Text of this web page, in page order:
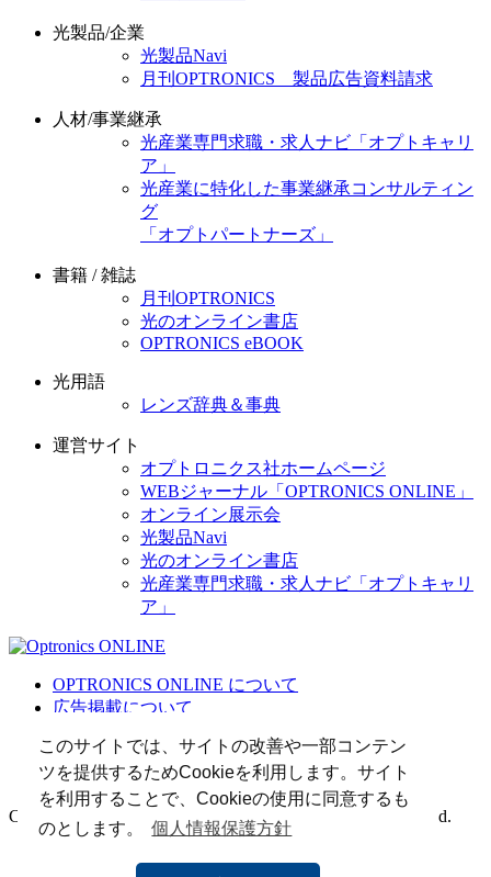
このサイトでは、サイトの改善や一部コンテン
ツを提供するためCookieを利用します。サイト
を利用することで、Cookieの使用に同意するも
のとします。
個人情報保護方針
光製品/企業
光製品Navi
月刊OPTRONICS 製品広告資料請求
人材/事業継承
光産業専門求職・求人ナビ「オプトキャリ
ア」
光産業に特化した事業継承コンサルティン
グ
「オプトパートナーズ」
書籍 / 雑誌
月刊OPTRONICS
光のオンライン書店
OPTRONICS eBOOK
光用語
レンズ辞典＆事典
運営サイト
オプトロニクス社ホームページ
WEBジャーナル「OPTRONICS ONLINE」
オンライン展示会
光製品Navi
光のオンライン書店
光産業専門求職・求人ナビ「オプトキャリ
ア」
OPTRONICS ONLINE について
広告掲載について
個人情報
光関連リンク集
Copyright (C) 2025 The Optronics Co., Ltd. All rights reserved.